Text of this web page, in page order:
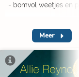
- bomvol weetjes en
Meer